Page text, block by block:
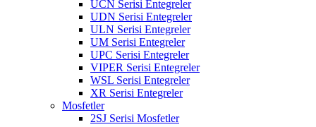
UCN Serisi Entegreler
UDN Serisi Entegreler
ULN Serisi Entegreler
UM Serisi Entegreler
UPC Serisi Entegreler
VIPER Serisi Entegreler
WSL Serisi Entegreler
XR Serisi Entegreler
Mosfetler
2SJ Serisi Mosfetler